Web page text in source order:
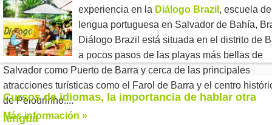
Ayuda
Moneda €
experiencia en la Diálogo Brazil , escuela de
lengua portuguesa en Salvador de Bahía,
Diálogo Brazil está situada en el distrito de
a pocos pasos de las playas más bellas de
Salvador como Puerto de Barra y cerca de las principales
atracciones turísticas como el Farol de Barra y el centro
de Pelourinho....
Más información »
Cursos de idiomas, la importancia de hablar otra
lengua